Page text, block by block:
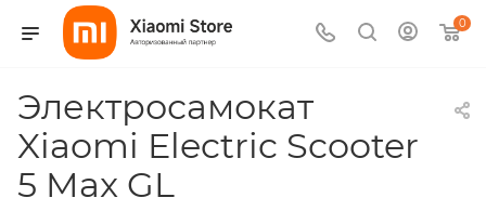
0
Электросамокат
Xiaomi Electric Scooter
5 Max GL